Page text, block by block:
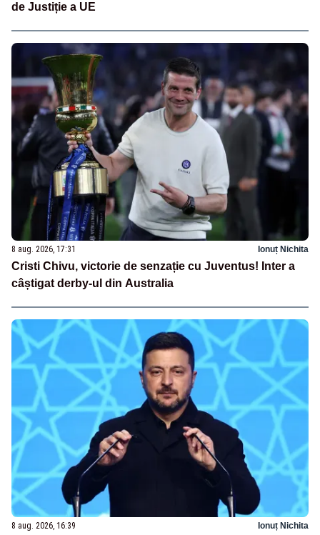
de Justiție a UE
8 aug. 2026, 17:31 Ionuț Nichita
Cristi Chivu, victorie de senzație cu Juventus! Inter a
câștigat derby-ul din Australia
8 aug. 2026, 16:39 Ionuț Nichita